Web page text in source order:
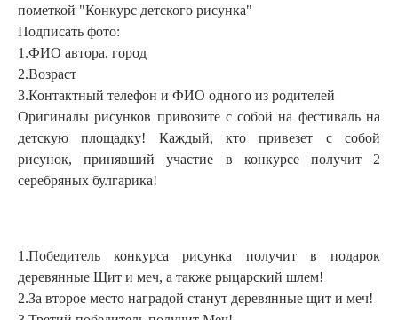
пометкой "Конкурс детского рисунка"
Подписать фото:
1.ФИО автора, город
2.Возраст
3.Контактный телефон и ФИО одного из родителей
Оригиналы рисунков привозите с собой на фестиваль на
детскую площадку! Каждый, кто привезет с собой
рисунок, принявший участие в конкурсе получит 2
серебряных булгарика!
1.Победитель конкурса рисунка получит в подарок
деревянные Щит и меч, а также рыцарский шлем!
2.За второе место наградой станут деревянные щит и меч!